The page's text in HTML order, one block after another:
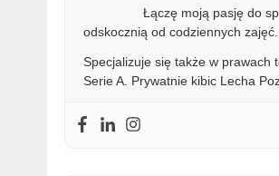
Łączę moją pasję do
odskocznią od codziennych zajęć.
Specjalizuje się także w prawach
Serie A. Prywatnie kibic Lecha